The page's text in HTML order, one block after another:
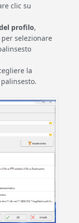
clic su
profilo,
per selezionare
la